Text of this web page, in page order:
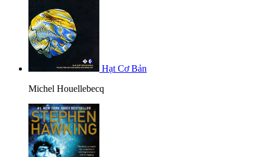
Hạt Cơ Bản
Michel Houellebecq